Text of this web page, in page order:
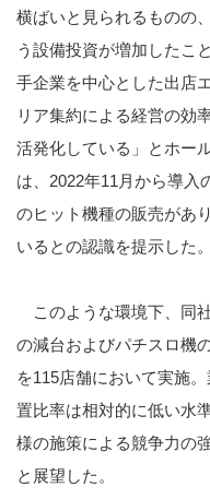
横ばいと見られるものの
う設備投資が増加したこ
手企業を中心とした出店
リア集約による経営の効
活発化している」とホー
は、 2022年11 月から導入
のヒット機種の販売があ
いるとの認識を提示した。
このような環境下、同
の減台およびパチスロ機
を115店舗において実施
置比率は相対的に低い水
様の施策による競争力の
と展望した。